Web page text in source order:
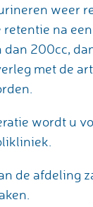
weer
na
200cc,
met de
wordt u
de afdeling